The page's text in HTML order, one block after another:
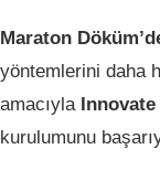
Maraton
yöntemlerini daha
amacıyla
kurulumunu